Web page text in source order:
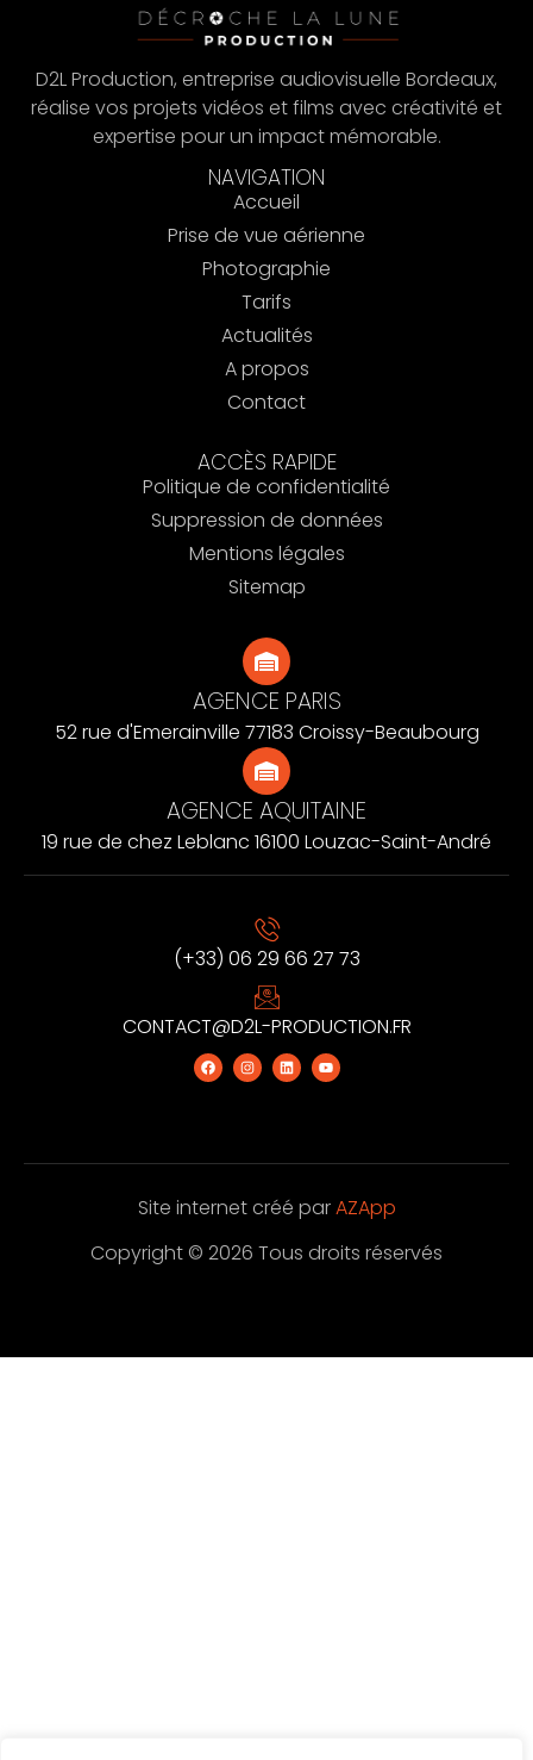
D2L Production, entreprise audiovisuelle Bordeaux,
réalise vos projets vidéos et films avec créativité et
expertise pour un impact mémorable.
NAVIGATION
Accueil
Prise de vue aérienne
Photographie
Tarifs
Actualités
A propos
Contact
ACCÈS RAPIDE
Politique de confidentialité
Suppression de données
Mentions légales
Sitemap
AGENCE PARIS
52 rue d'Emerainville 77183 Croissy-Beaubourg
AGENCE AQUITAINE
19 rue de chez Leblanc 16100 Louzac-Saint-André
(+33) 06 29 66 27 73
CONTACT@D2L-PRODUCTION.FR
Site internet créé parAZApp
Copyright © 2026 Tous droits réservés